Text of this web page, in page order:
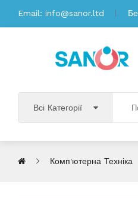
Email: info@sanor.ltd
Всі Категорії
Комп'ютерна Техніка